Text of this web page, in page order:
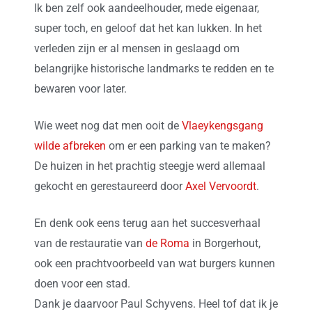
Ik ben zelf ook aandeelhouder, mede eigenaar,
super toch, en geloof dat het kan lukken. In het
verleden zijn er al mensen in geslaagd om
belangrijke historische landmarks te redden en te
bewaren voor later.
Wie weet nog dat men ooit de Vlaeykengsgang
wilde afbreken om er een parking van te maken?
De huizen in het prachtig steegje werd allemaal
gekocht en gerestaureerd doorAxel Vervoordt.
En denk ook eens terug aan het succesverhaal
van de restauratie van de Roma in Borgerhout,
ook een prachtvoorbeeld van wat burgers kunnen
doen voor een stad.
Dank je daarvoor Paul Schyvens. Heel tof dat ik je